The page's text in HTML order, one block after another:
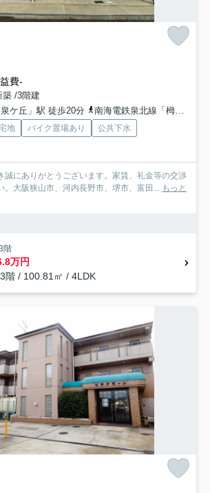
費-
築 /3階建
ケ丘」駅 徒歩20分
南海電鉄泉北線「栂・美木多」駅 徒歩49分
地 バイク置場あり
公共下水
誠にありがとうございます。家賃、礼金等の交渉
。大阪狭山市、河内長野市、堺市、富田... もっと
階
万円
階 / 100.81㎡ / 4LDK